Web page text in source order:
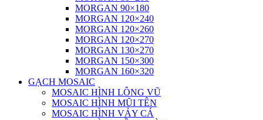
MORGAN 90×180
MORGAN 120×240
MORGAN 120×260
MORGAN 120×270
MORGAN 130×270
MORGAN 150×300
MORGAN 160×320
GẠCH MOSAIC
MOSAIC HÌNH LÔNG VŨ
MOSAIC HÌNH MŨI TÊN
MOSAIC HÌNH VẢY CÁ